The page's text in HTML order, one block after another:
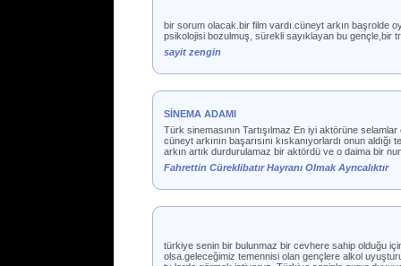
bir sorum olacak.bir film vardı.cüneyt arkın başrolde
psikolojisi bozulmuş, sürekli sayıklayan bu gençle,bir
sayit zengin
SİNEMA ADAMI
Türk sinemasının Tartışılmaz En iyi aktörüne
cüneyt arkının başarısını kıskanıyorlardı onun
arkın artık durdurulamaz bir aktördü ve o daima bir
Fahrettin Cüreklibatır Hayranı Olmak Ayrıcalıktır
türkiye senin bir bulunmaz bir cevhere sahip olduğu
olsa.geleceğimiz temennisi olan gençlere alkol